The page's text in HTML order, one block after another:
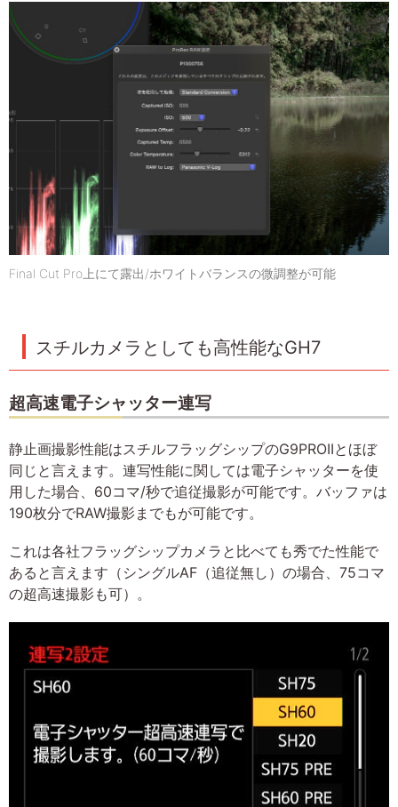
Final Cut Pro上にて露出/ホワイトバランスの微調整が可能
スチルカメラとしても高性能なGH7
超高速電子シャッター連写
静止画撮影性能はスチルフラッグシップのG9PROIIとほぼ
同じと言えます。連写性能に関しては電子シャッターを使
用した場合、60コマ/秒で追従撮影が可能です。バッファは
190枚分でRAW撮影までもが可能です。
これは各社フラッグシップカメラと比べても秀でた性能で
あると言えます（シングルAF（追従無し）の場合、75コマ
の超高速撮影も可）。